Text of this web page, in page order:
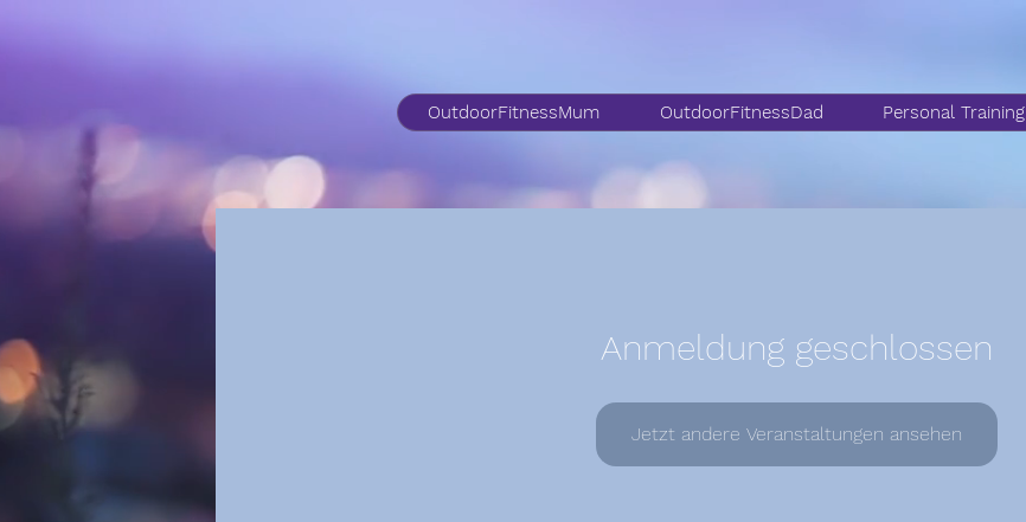
OutdoorFitnessMum OutdoorFitnessDad Personal Training
Anmeldung geschlossen
Jetzt andere Veranstaltungen ansehen